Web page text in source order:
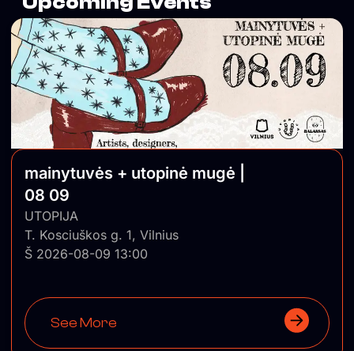
mainytuvės + utopinė mugė |
08 09
UTOPIJA
T. Kosciuškos g. 1, Vilnius
Š 2026-08-09 13:00
See More